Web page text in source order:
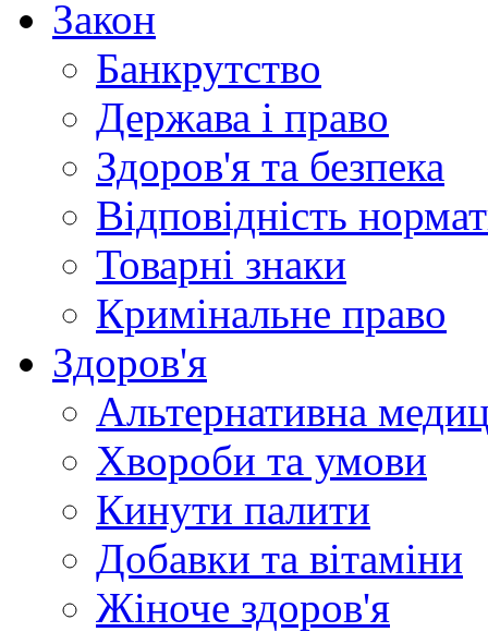
Закон
Банкрутство
Держава і право
Здоров'я та безпека
Відповідність
Товарні знаки
Кримінальне право
Здоров'я
Альтернативна
Хвороби та умови
Кинути палити
Добавки та вітаміни
Жіноче здоров'я